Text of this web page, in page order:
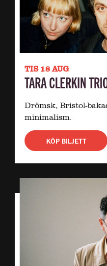
TIS 18 AUG
TARA CLERKIN
Drömsk, Bristol-
minimalism.
KÖP BILJETT